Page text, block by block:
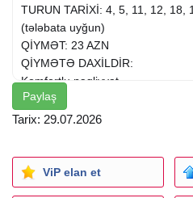
TURUN TARİXİ: 4, 5, 11, 12, 18,
(tələbata uyğun)
QİYMƏT: 23 AZN
QİYMƏTƏ DAXİLDİR:
Komfortlu nəqliyyat
Peşəkar və gülərüz tur rəhbəri
Milli Parka giriş bileti
EKSKURSİYALARIMIZ:
Abşeron Milli Parkı – Təbiətin
Paylaş
Tarix: 29.07.2026
ViP elan et